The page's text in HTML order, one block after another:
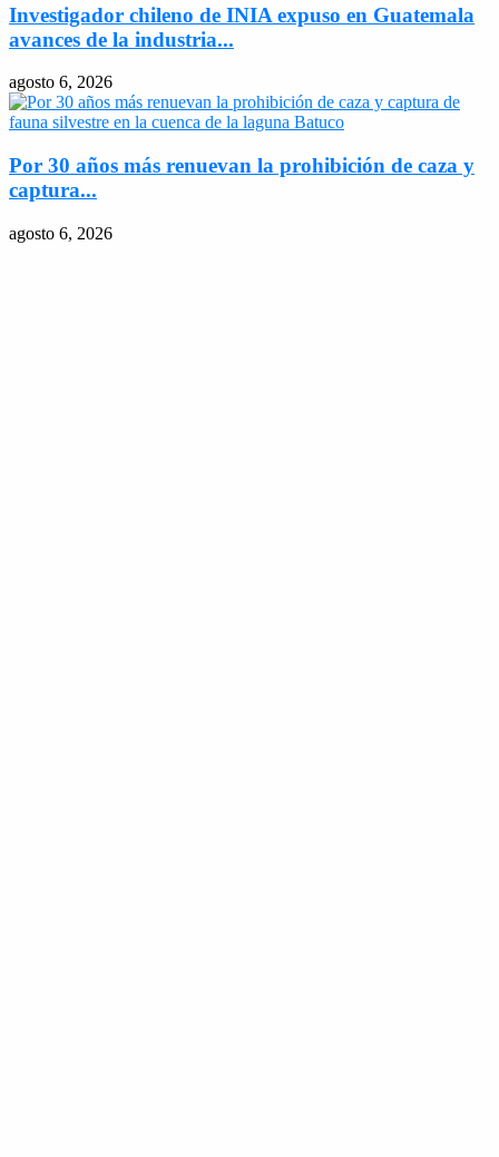
Investigador chileno de INIA expuso en Guatemala
avances de la industria...
agosto 6, 2026
Por 30 años más renuevan la prohibición de caza y
captura...
agosto 6, 2026